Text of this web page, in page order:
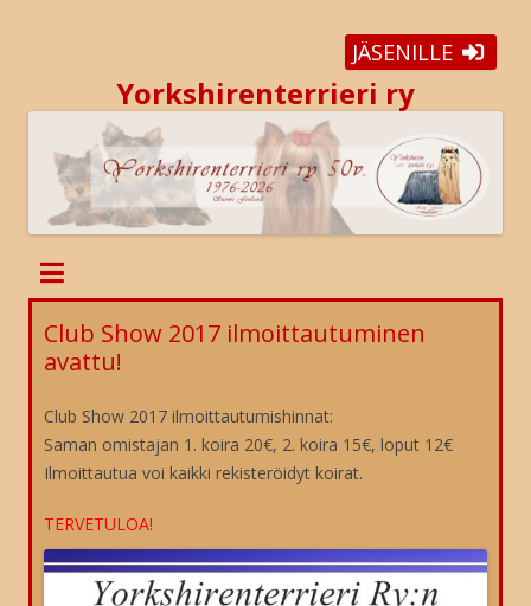
JÄSENILLE
Yorkshirenterrieri ry
Club Show 2017 ilmoittautuminen
avattu!
Club Show 2017 ilmoittautumishinnat:
Saman omistajan 1. koira 20€, 2. koira 15€, loput 12€
Ilmoittautua voi kaikki rekisteröidyt koirat.
TERVETULOA!